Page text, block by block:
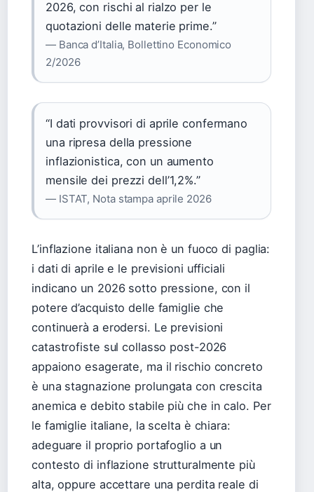
2026, con rischi al rialzo per le
quotazioni delle materie prime.”
— Banca d’Italia, Bollettino Economico
2/2026
“I dati provvisori di aprile confermano
una ripresa della pressione
inflazionistica, con un aumento
mensile dei prezzi dell’1,2%.”
— ISTAT, Nota stampa aprile 2026
L’inflazione italiana non è un fuoco di paglia:
i dati di aprile e le previsioni ufficiali
indicano un 2026 sotto pressione, con il
potere d’acquisto delle famiglie che
continuerà a erodersi. Le previsioni
catastrofiste sul collasso post-2026
appaiono esagerate, ma il rischio concreto
è una stagnazione prolungata con crescita
anemica e debito stabile più che in calo. Per
le famiglie italiane, la scelta è chiara:
adeguare il proprio portafoglio a un
contesto di inflazione strutturalmente più
alta, oppure accettare una perdita reale di